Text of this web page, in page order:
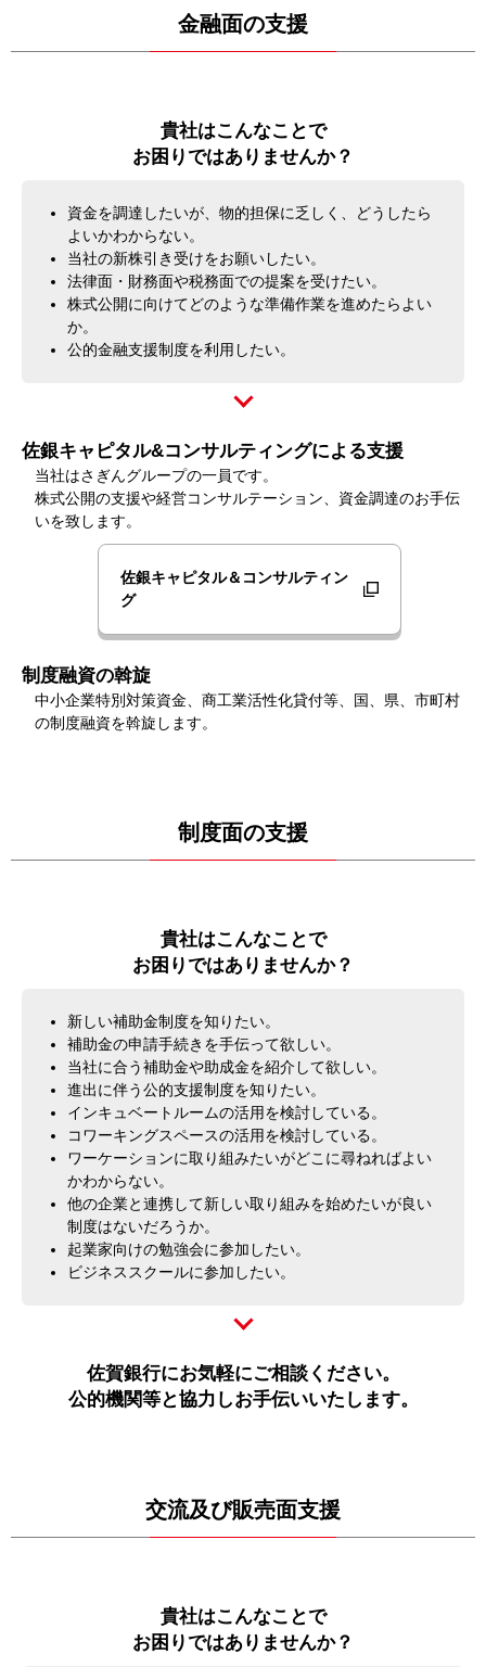
金融面の支援
貴社はこんなことで
お困りではありませんか？
資金を調達したいが、物的担保に乏しく、どうしたら
よいかわからない。
当社の新株引き受けをお願いしたい。
法律面・財務面や税務面での提案を受けたい。
株式公開に向けてどのような準備作業を進めたらよい
か。
公的金融支援制度を利用したい。
佐銀キャピタル&コンサルティングによる支援
当社はさぎんグループの一員です。
株式公開の支援や経営コンサルテーション、資金調達のお手伝
いを致します。
佐銀キャピタル＆コンサルティン
グ
制度融資の斡旋
中小企業特別対策資金、商工業活性化貸付等、国、県、市町村
の制度融資を斡旋します。
制度面の支援
貴社はこんなことで
お困りではありませんか？
新しい補助金制度を知りたい。
補助金の申請手続きを手伝って欲しい。
当社に合う補助金や助成金を紹介して欲しい。
進出に伴う公的支援制度を知りたい。
インキュベートルームの活用を検討している。
コワーキングスペースの活用を検討している。
ワーケーションに取り組みたいがどこに尋ねればよい
かわからない。
他の企業と連携して新しい取り組みを始めたいが良い
制度はないだろうか。
起業家向けの勉強会に参加したい。
ビジネススクールに参加したい。
佐賀銀行にお気軽にご相談ください。
公的機関等と協力しお手伝いいたします。
交流及び販売面支援
貴社はこんなことで
お困りではありませんか？